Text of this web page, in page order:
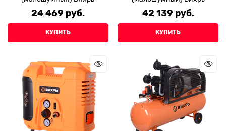
24 469 руб.
КУПИТЬ
42 139 руб.
КУПИТЬ